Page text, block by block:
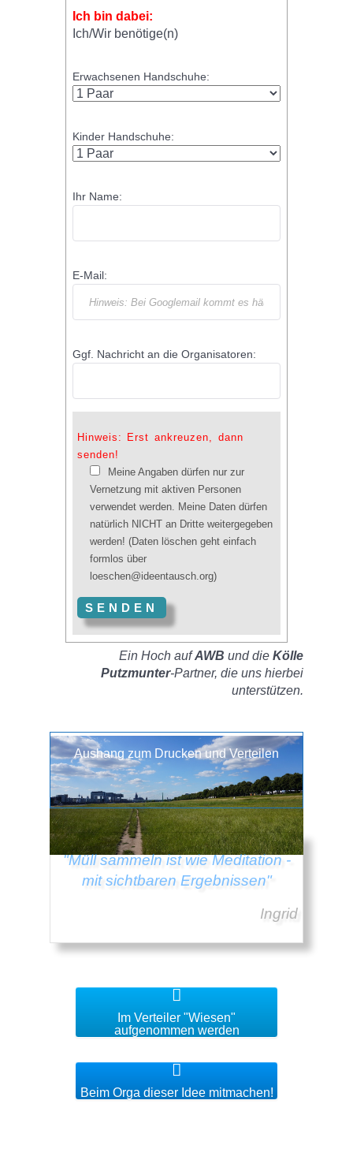
Ich bin dabei:
Ich/Wir benötige(n)
Erwachsenen Handschuhe:
Kinder Handschuhe:
Ihr Name:
E-Mail:
Ggf. Nachricht an die Organisatoren:
Hinweis: Erst ankreuzen, dann
senden!
Meine Angaben dürfen nur zur
Vernetzung mit aktiven Personen
verwendet werden. Meine Daten dürfen
natürlich NICHT an Dritte weitergegeben
werden! (Daten löschen geht einfach
formlos über
loeschen@ideentausch.org)
Ein Hoch aufAWB und die Kölle
Putzmunter-Partner, die uns hierbei
unterstützen.
Aushang zum Drucken und Verteilen
"Müll sammeln ist wie Meditation -
mit sichtbaren Ergebnissen"
Ingrid
Im Verteiler "Wiesen"
aufgenommen werden
Beim Orga dieser Idee mitmachen!